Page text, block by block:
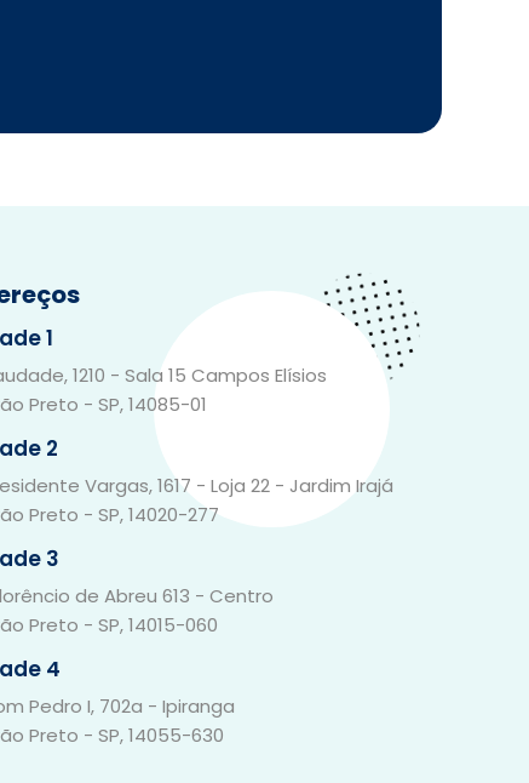
1
1210 - Sala 15 Campos Elísios
Preto - SP, 14085-01
2
Vargas, 1617 - Loja 22 - Jardim Irajá
Preto - SP, 14020-277
3
de Abreu 613 - Centro
Preto - SP, 14015-060
4
Pedro I, 702a - Ipiranga
Preto - SP, 14055-630